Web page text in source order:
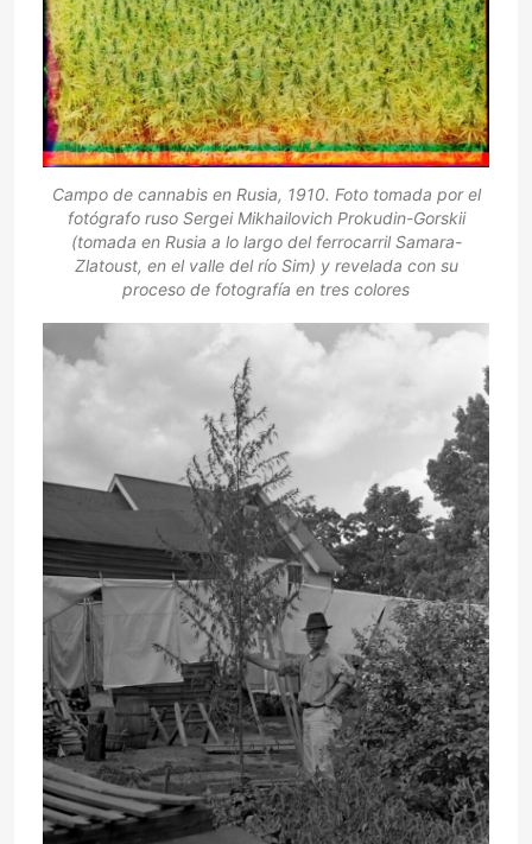
Campo de cannabis en Rusia, 1910. Foto tomada por el
fotógrafo ruso Sergei Mikhailovich Prokudin-Gorskii
(tomada en Rusia a lo largo del ferrocarril Samara-
Zlatoust, en el valle del río Sim) y revelada con su
proceso de fotografía en tres colores